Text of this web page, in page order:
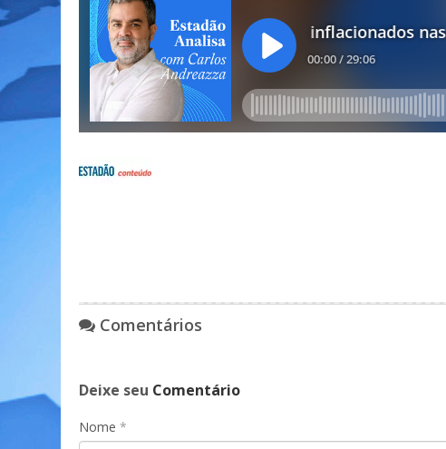
Comentários
Deixe seu Comentário
Nome *